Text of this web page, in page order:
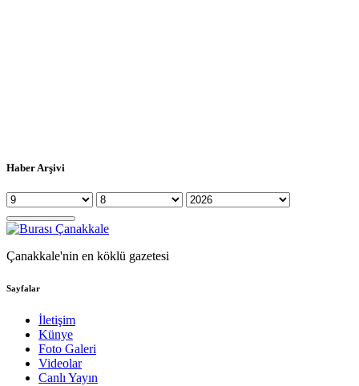
Haber Arşivi
Çanakkale'nin en köklü gazetesi
Sayfalar
İletişim
Künye
Foto Galeri
Videolar
Canlı Yayın